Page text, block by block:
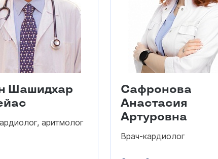
Шашидхар
аритмолог
Сафронова
Анастасия
Артуровна
Врач-кардиолог